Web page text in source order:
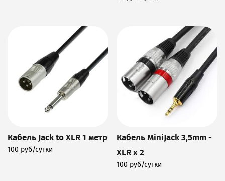
Кабель Jack to XLR 1 метр
100 руб/сутки
Кабель MiniJack 3,5mm -
XLR x 2
100 руб/сутки